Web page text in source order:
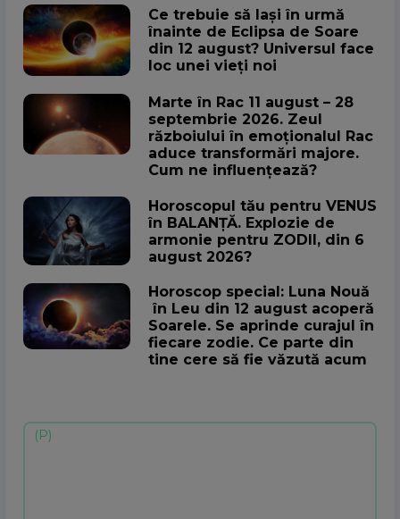
Ce trebuie să lași în urmă
înainte de Eclipsa de Soare
din 12 august? Universul face
loc unei vieți noi
Marte în Rac 11 august – 28
septembrie 2026. Zeul
războiului în emoționalul Rac
aduce transformări majore.
Cum ne influențează?
Horoscopul tău pentru VENUS
în BALANȚĂ. Explozie de
armonie pentru ZODII, din 6
august 2026?
Horoscop special: Luna Nouă
în Leu din 12 august acoperă
Soarele. Se aprinde curajul în
fiecare zodie. Ce parte din
tine cere să fie văzută acum